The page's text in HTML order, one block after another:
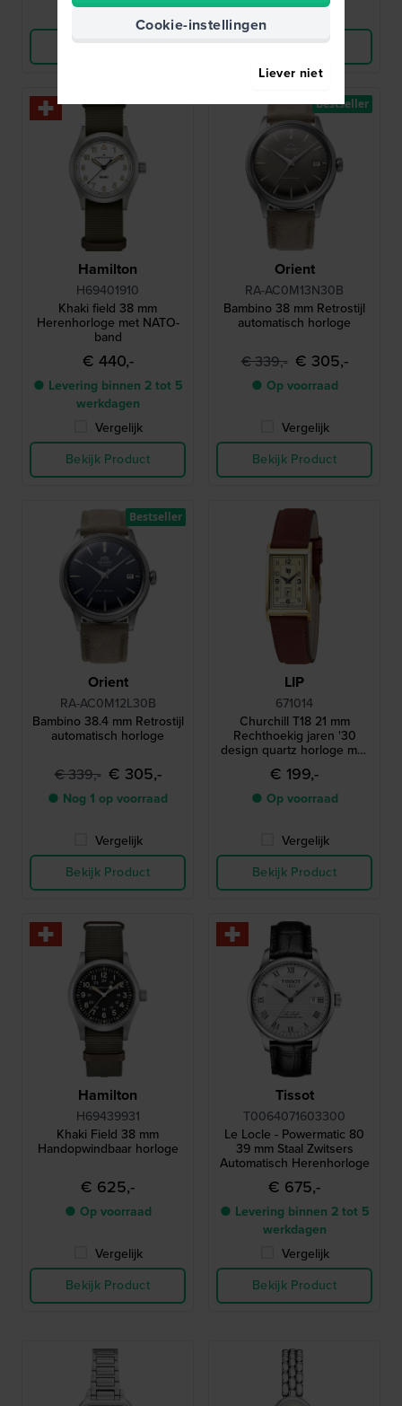
Bekijk Product
Bekijk Product
Hamilton
H69401910
Khaki field 38 mm
Herenhorloge met NATO-
band
€ 440,-
● Levering binnen 2 tot 5
werkdagen
Vergelijk
Bekijk Product
Orient
RA-AC0M13N30B
Bambino 38 mm Retrostijl
automatisch horloge
€ 339,- € 305,-
● Op voorraad
Vergelijk
Bekijk Product
Bestseller
Orient
RA-AC0M12L30B
Bambino 38.4 mm Retrostijl
automatisch horloge
€ 339,- € 305,-
● Nog 1 op voorraad
Vergelijk
Bekijk Product
Bestseller
LIP
671014
Churchill T18 21 mm
Rechthoekig jaren '30
design quartz horloge met
kleine secondewijzer
€ 199,-
● Op voorraad
Vergelijk
Bekijk Product
Hamilton
H69439931
Khaki Field 38 mm
Handopwindbaar horloge
€ 625,-
● Op voorraad
Vergelijk
Bekijk Product
Tissot
T0064071603300
Le Locle - Powermatic 80
39 mm Staal Zwitsers
Automatisch Herenhorloge
€ 675,-
● Levering binnen 2 tot 5
werkdagen
Vergelijk
Bekijk Product
Cookie-instellingen
Liever niet